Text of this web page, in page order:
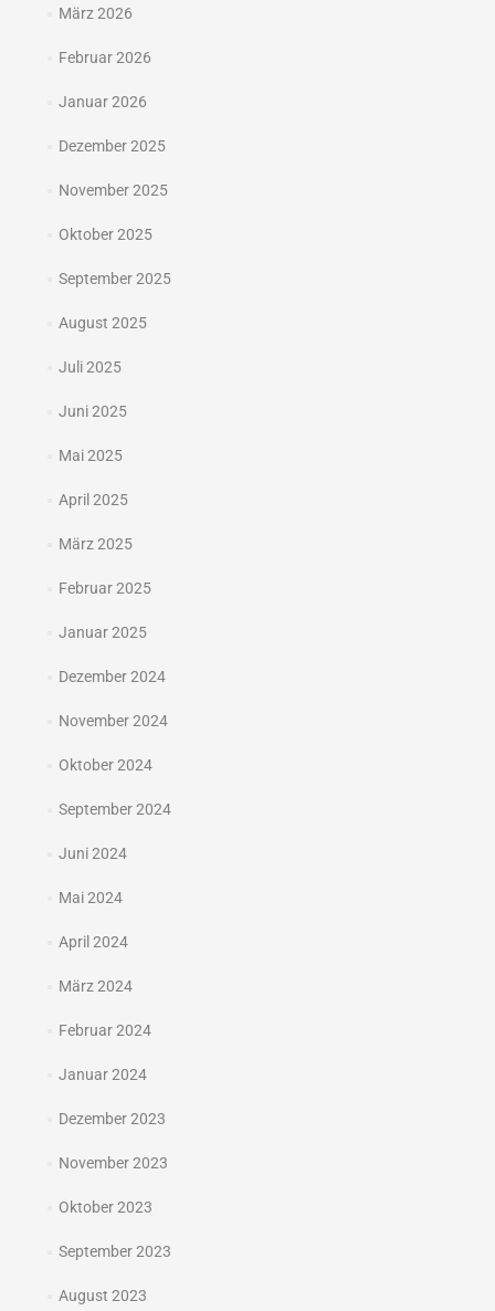
März 2026
Februar 2026
Januar 2026
Dezember 2025
November 2025
Oktober 2025
September 2025
August 2025
Juli 2025
Juni 2025
Mai 2025
April 2025
März 2025
Februar 2025
Januar 2025
Dezember 2024
November 2024
Oktober 2024
September 2024
Juni 2024
Mai 2024
April 2024
März 2024
Februar 2024
Januar 2024
Dezember 2023
November 2023
Oktober 2023
September 2023
August 2023